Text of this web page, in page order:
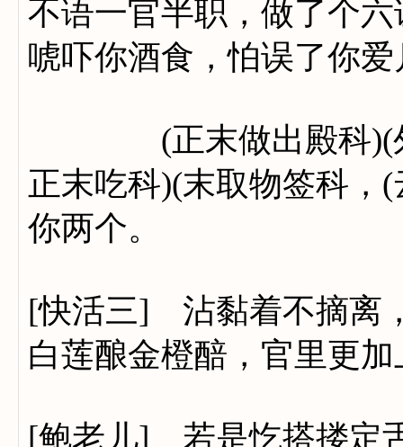
不语一官半职，做了个
唬吓你酒食，怕误了你
(正末做出殿科)(外
正末吃科)(末取物签科，
你两个。
[快活三] 沾黏着不摘离
白莲酿金橙醅，官里更
[鲍老儿] 若是忔搭搂定